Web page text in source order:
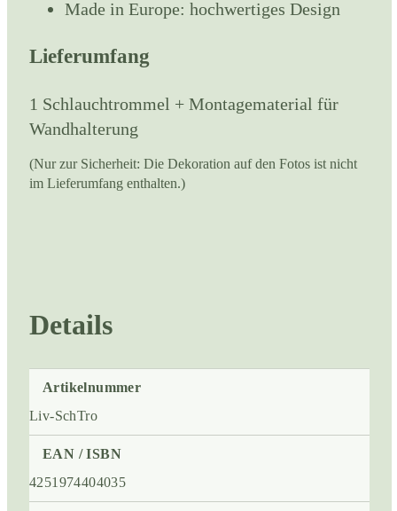
Made in Europe: hochwertiges Design
Lieferumfang
1 Schlauchtrommel + Montagematerial für
Wandhalterung
(Nur zur Sicherheit: Die Dekoration auf den Fotos ist nicht
im Lieferumfang enthalten.)
Details
Artikelnummer
Liv-SchTro
EAN / ISBN
4251974404035